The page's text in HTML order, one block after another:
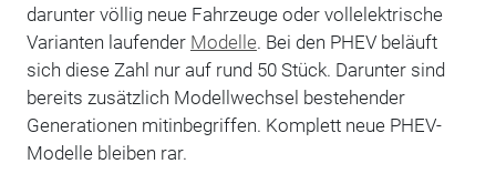
darunter völlig neue Fahrzeuge oder vollelektrische
Varianten laufender Modelle. Bei den PHEV beläuft
sich diese Zahl nur auf rund 50 Stück. Darunter sind
bereits zusätzlich Modellwechsel bestehender
Generationen mitinbegriffen. Komplett neue PHEV-
Modelle bleiben rar.